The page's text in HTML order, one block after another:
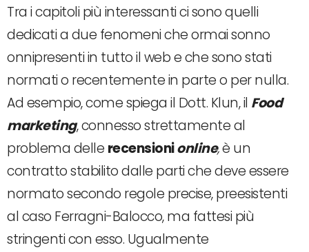
Tra i capitoli più interessanti ci sono quelli
dedicati a due fenomeni che ormai sonno
onnipresenti in tutto il web e che sono stati
normati o recentemente in parte o per nulla.
Ad esempio, come spiega il Dott. Klun, il Food
marketing, connesso strettamente al
problema delle recensionionline,è un
contratto stabilito dalle parti che deve essere
normato secondo regole precise, preesistenti
al caso Ferragni-Balocco, ma fattesi più
stringenti con esso. Ugualmente